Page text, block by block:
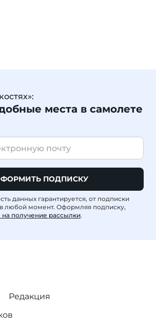
места в самолете
ПОДПИСКУ
данных гарантируется, от подписки
любой момент. Оформляя подписку,
на получение рассылки.
Редакция